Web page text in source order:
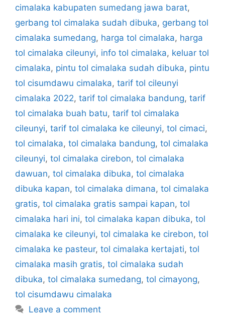
cimalaka kabupaten sumedang jawa barat,
gerbang tol cimalaka sudah dibuka, gerbang tol
cimalaka sumedang, harga tol cimalaka, harga
tol cimalaka cileunyi, info tol cimalaka, keluar tol
cimalaka, pintu tol cimalaka sudah dibuka, pintu
tol cisumdawu cimalaka, tarif tol cileunyi
cimalaka 2022, tarif tol cimalaka bandung, tarif
tol cimalaka buah batu, tarif tol cimalaka
cileunyi, tarif tol cimalaka ke cileunyi, tol cimaci,
tol cimalaka, tol cimalaka bandung, tol cimalaka
cileunyi, tol cimalaka cirebon, tol cimalaka
dawuan, tol cimalaka dibuka, tol cimalaka
dibuka kapan, tol cimalaka dimana, tol cimalaka
gratis, tol cimalaka gratis sampai kapan, tol
cimalaka hari ini, tol cimalaka kapan dibuka, tol
cimalaka ke cileunyi, tol cimalaka ke cirebon, tol
cimalaka ke pasteur, tol cimalaka kertajati, tol
cimalaka masih gratis, tol cimalaka sudah
dibuka, tol cimalaka sumedang, tol cimayong,
tol cisumdawu cimalaka
Leave a comment